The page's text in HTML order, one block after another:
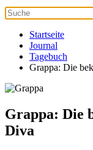
Startseite
Journal
Tagebuch
Grappa: Die
Grappa: Die
Diva